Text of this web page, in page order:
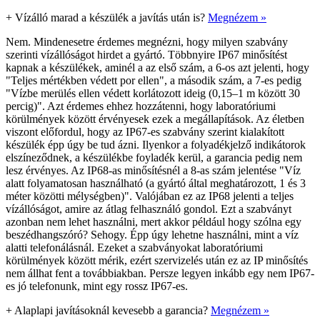
+ Vízálló marad a készülék a javítás után is? Megnézem »
Nem. Mindenesetre érdemes megnézni, hogy milyen szabvány
szerinti vízállóságot hirdet a gyártó. Többnyire IP67 minősítést
kapnak a készülékek, aminél a az első szám, a 6-os azt jelenti, hogy
"Teljes mértékben védett por ellen", a második szám, a 7-es pedig
"Vízbe merülés ellen védett korlátozott ideig (0,15–1 m között 30
percig)". Azt érdemes ehhez hozzátenni, hogy laboratóriumi
körülmények között érvényesek ezek a megállapítások. Az életben
viszont előfordul, hogy az IP67-es szabvány szerint kialakított
készülék épp úgy be tud ázni. Ilyenkor a folyadékjelző indikátorok
elszíneződnek, a készülékbe foyladék kerül, a garancia pedig nem
lesz érvényes. Az IP68-as minősítésnél a 8-as szám jelentése "Víz
alatt folyamatosan használható (a gyártó által meghatározott, 1 és 3
méter közötti mélységben)". Valójában ez az IP68 jelenti a teljes
vízállóságot, amire az átlag felhasználó gondol. Ezt a szabványt
azonban nem lehet használni, mert akkor például hogy szólna egy
beszédhangszóró? Sehogy. Épp úgy lehetne használni, mint a víz
alatti telefonálásnál. Ezeket a szabványokat laboratóriumi
körülmények között mérik, ezért szervizelés után ez az IP minősítés
nem állhat fent a továbbiakban. Persze legyen inkább egy nem IP67-
es jó telefonunk, mint egy rossz IP67-es.
+ Alaplapi javításoknál kevesebb a garancia? Megnézem »